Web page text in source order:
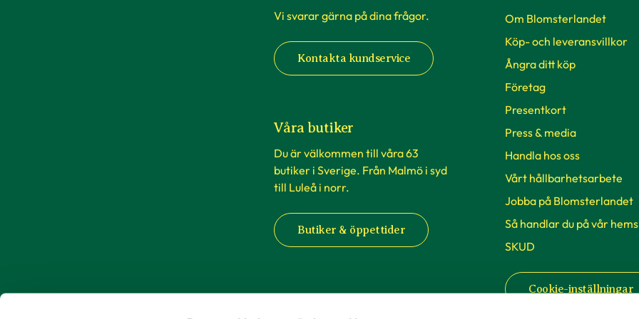
Vi svarar gärna på dina frågor.
Kontakta kundservice
Våra butiker
Du är välkommen till våra 63
butiker i Sverige. Från Malmö i syd
till Luleå i norr.
Butiker & öppettider
Om Blomsterlandet
Köp- och leveransvillkor
Ångra ditt köp
Företag
Presentkort
Press & media
Handla hos oss
Vårt hållbarhetsarbete
Jobba på Blomsterlandet
Så handlar du på vår
SKUD
Cookie-inställningar